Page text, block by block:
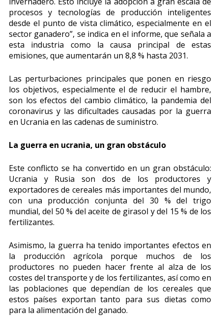
procesos y tecnologías de producción inteligentes
desde el punto de vista climático, especialmente en el
sector ganadero”, se indica en el informe, que señala a
esta industria como la causa principal de estas
emisiones, que aumentarán un 8,8 % hasta 2031.
Las perturbaciones principales que ponen en riesgo
los objetivos, especialmente el de reducir el hambre,
son los efectos del cambio climático, la pandemia del
coronavirus y las dificultades causadas por la guerra
en Ucrania en las cadenas de suministro.
La guerra en ucrania, un gran obstáculo
Este conflicto se ha convertido en un gran obstáculo:
Ucrania y Rusia son dos de los productores y
exportadores de cereales más importantes del mundo,
con una producción conjunta del 30 % del trigo
mundial, del 50 % del aceite de girasol y del 15 % de los
fertilizantes.
Asimismo, la guerra ha tenido importantes efectos en
la producción agrícola porque muchos de los
productores no pueden hacer frente al alza de los
costes del transporte y de los fertilizantes, así como en
las poblaciones que dependían de los cereales que
estos países exportan tanto para sus dietas como
para la alimentación del ganado.